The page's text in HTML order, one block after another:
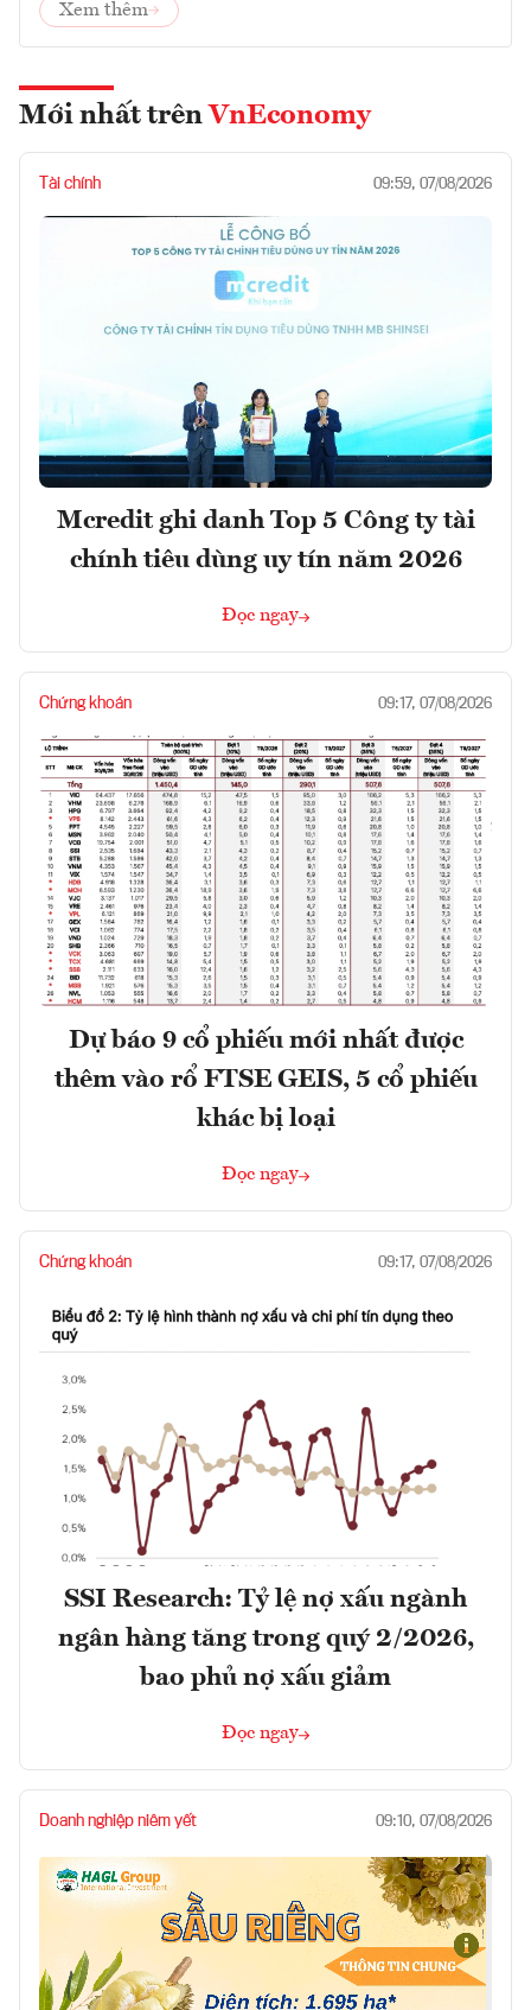
Xem thêm
Mới nhất trên VnEconomy
Tài chính 09:59, 07/08/2026
Mcredit ghi danh Top 5 Công ty tài
chính tiêu dùng uy tín năm 2026
Đọc ngay
Chứng khoán 09:17, 07/08/2026
Dự báo 9 cổ phiếu mới nhất được
thêm vào rổ FTSE GEIS, 5 cổ phiếu
khác bị loại
Đọc ngay
Chứng khoán 09:17, 07/08/2026
SSI Research: Tỷ lệ nợ xấu ngành
ngân hàng tăng trong quý 2/2026,
bao phủ nợ xấu giảm
Đọc ngay
Doanh nghiệp niêm yết 09:10, 07/08/2026